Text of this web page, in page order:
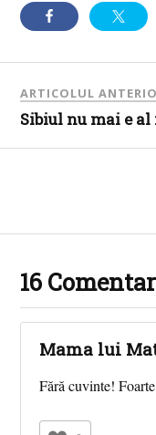
ARTICOLUL
Sibiul nu mai e al
16
Mama lui
Fără cuvinte!